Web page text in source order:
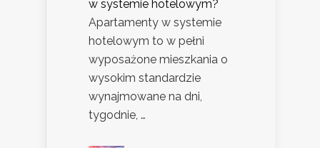
w systemie hotelowym?
Apartamenty w systemie
hotelowym to w pełni
wyposażone mieszkania o
wysokim standardzie
wynajmowane na dni,
tygodnie, …